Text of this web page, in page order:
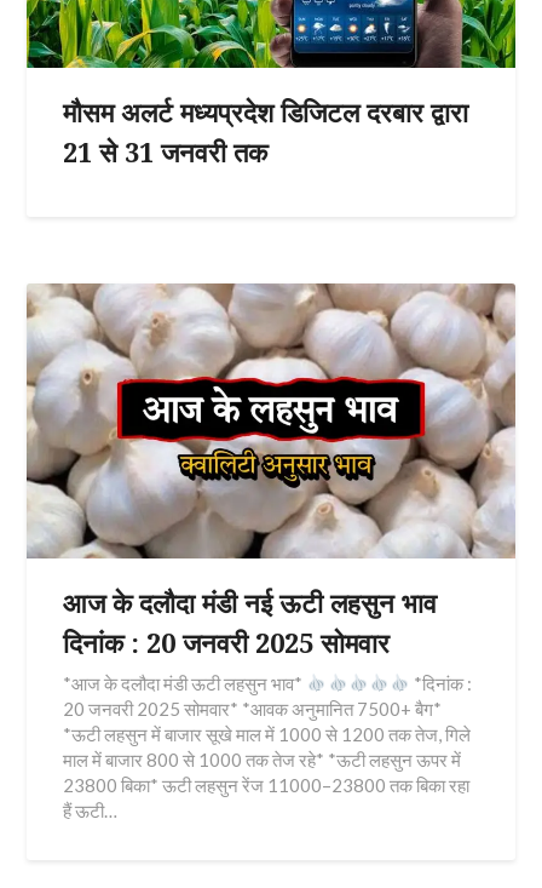
मौसम अलर्ट मध्यप्रदेश डिजिटल दरबार द्वारा
21 से 31 जनवरी तक
आज के दलौदा मंडी नई ऊटी लहसुन भाव
दिनांक : 20 जनवरी 2025 सोमवार
*आज के दलौदा मंडी ऊटी लहसुन भाव*
*दिनांक :
20 जनवरी 2025 सोमवार* *आवक अनुमानित 7500+ बैग*
*ऊटी लहसुन में बाजार सूखे माल में 1000 से 1200 तक तेज, गिले
माल में बाजार 800 से 1000 तक तेज रहे* *ऊटी लहसुन ऊपर में
23800 बिका* ऊटी लहसुन रेंज 11000–23800 तक बिका रहा
हैं ऊटी…